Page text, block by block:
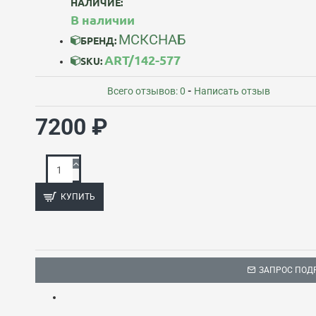
В наличии
БРЕНД: МСКСНАБ
SKU:ART/142-577
Всего отзывов: 0 - Написать отзыв
7200 ₽
КУПИТЬ
ЗАПРОС